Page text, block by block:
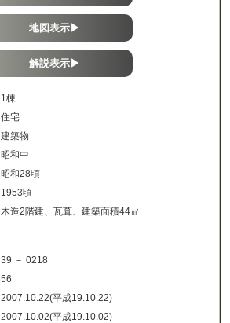
地図表示▶
解説表示▶
1棟
住宅
建築物
昭和中
昭和28頃
1953頃
木造2階建、瓦葺、建築面積44㎡
39 － 0218
56
2007.10.22(平成19.10.22)
2007.10.02(平成19.10.02)